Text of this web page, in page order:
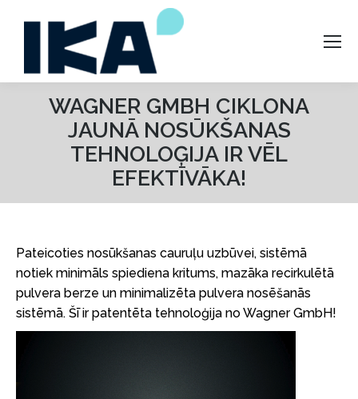
WAGNER GMBH CIKLONA
JAUNĀ NOSŪKŠANAS
TEHNOLOĢIJA IR VĒL
EFEKTĪVĀKA!
Pateicoties nosūkšanas cauruļu uzbūvei, sistēmā
notiek minimāls spiediena kritums, mazāka recirkulētā
pulvera berze un minimalizēta pulvera nosēšanās
sistēmā. Šī ir patentēta tehnoloģija no Wagner GmbH!